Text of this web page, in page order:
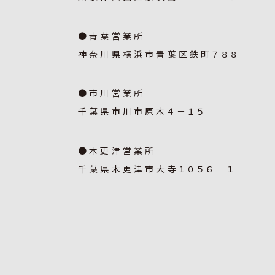
●青葉営業所
神奈川県横浜市青葉区鉄町７８８
●市川営業所
千葉県市川市原木４－１５
●木更津営業所
千葉県木更津市大寺１０５６－１